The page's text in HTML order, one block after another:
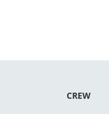
CREW